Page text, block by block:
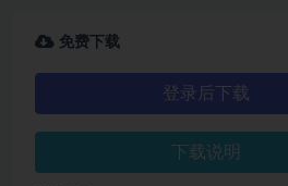
免费下载
登录后下载
下载说明